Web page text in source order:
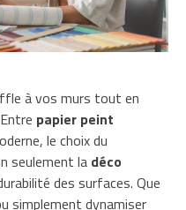
à vos murs tout en
papier peint
le choix du
seulement la déco
des surfaces. Que
simplement dynamiser